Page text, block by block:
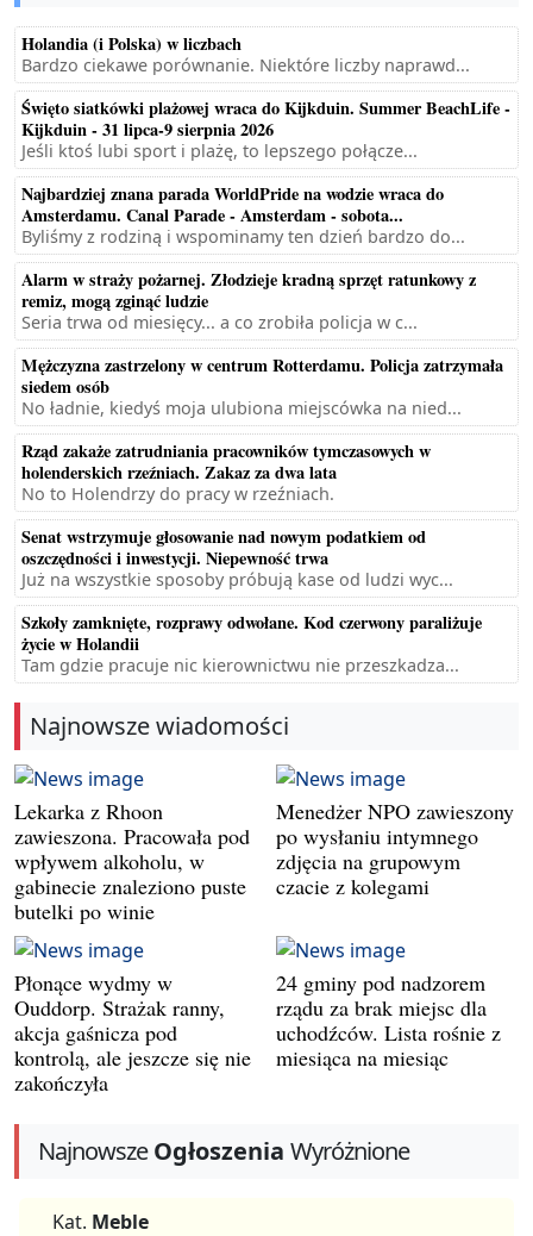
Holandia (i Polska) w liczbach
Bardzo ciekawe porównanie. Niektóre liczby naprawd...
Święto siatkówki plażowej wraca do Kijkduin. Summer BeachLife -
Kijkduin - 31 lipca-9 sierpnia 2026
Jeśli ktoś lubi sport i plażę, to lepszego połącze...
Najbardziej znana parada WorldPride na wodzie wraca do
Amsterdamu. Canal Parade - Amsterdam - sobota...
Byliśmy z rodziną i wspominamy ten dzień bardzo do...
Alarm w straży pożarnej. Złodzieje kradną sprzęt ratunkowy z
remiz, mogą zginąć ludzie
Seria trwa od miesięcy... a co zrobiła policja w c...
Mężczyzna zastrzelony w centrum Rotterdamu. Policja zatrzymała
siedem osób
No ładnie, kiedyś moja ulubiona miejscówka na nied...
Rząd zakaże zatrudniania pracowników tymczasowych w
holenderskich rzeźniach. Zakaz za dwa lata
No to Holendrzy do pracy w rzeźniach.
Senat wstrzymuje głosowanie nad nowym podatkiem od
oszczędności i inwestycji. Niepewność trwa
Już na wszystkie sposoby próbują kase od ludzi wyc...
Szkoły zamknięte, rozprawy odwołane. Kod czerwony paraliżuje
życie w Holandii
Tam gdzie pracuje nic kierownictwu nie przeszkadza...
Najnowsze wiadomości
Lekarka z Rhoon
zawieszona. Pracowała pod
wpływem alkoholu, w
gabinecie znaleziono puste
butelki po winie
Menedżer NPO zawieszony
po wysłaniu intymnego
zdjęcia na grupowym
czacie z kolegami
Płonące wydmy w
Ouddorp. Strażak ranny,
akcja gaśnicza pod
kontrolą, ale jeszcze się nie
zakończyła
24 gminy pod nadzorem
rządu za brak miejsc dla
uchodźców. Lista rośnie z
miesiąca na miesiąc
NajnowszeOgłoszenia Wyróżnione
Kat. Meble